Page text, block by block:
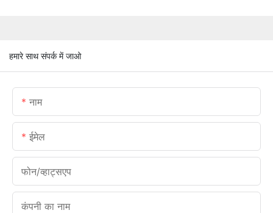
हमारे साथ संपर्क में जाओ
नाम
ईमेल
फोन/व्हाट्सएप
कंपनी का नाम